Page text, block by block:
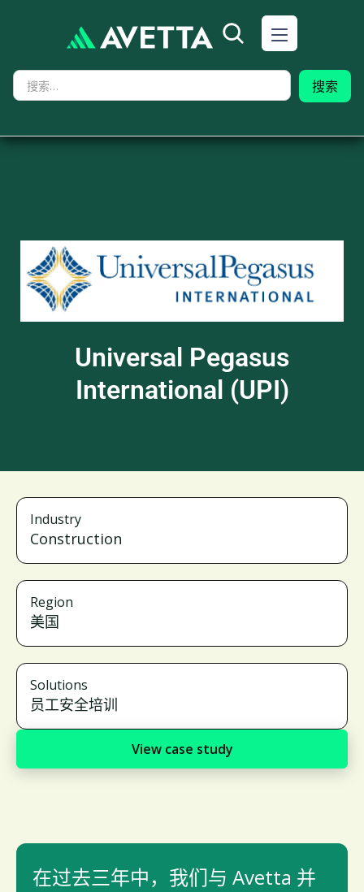
Universal Pegasus
International (UPI)
Industry
Construction
Region
美国
Solutions
员工安全培训
View case study
在过去三年中，我们与 Avetta 并